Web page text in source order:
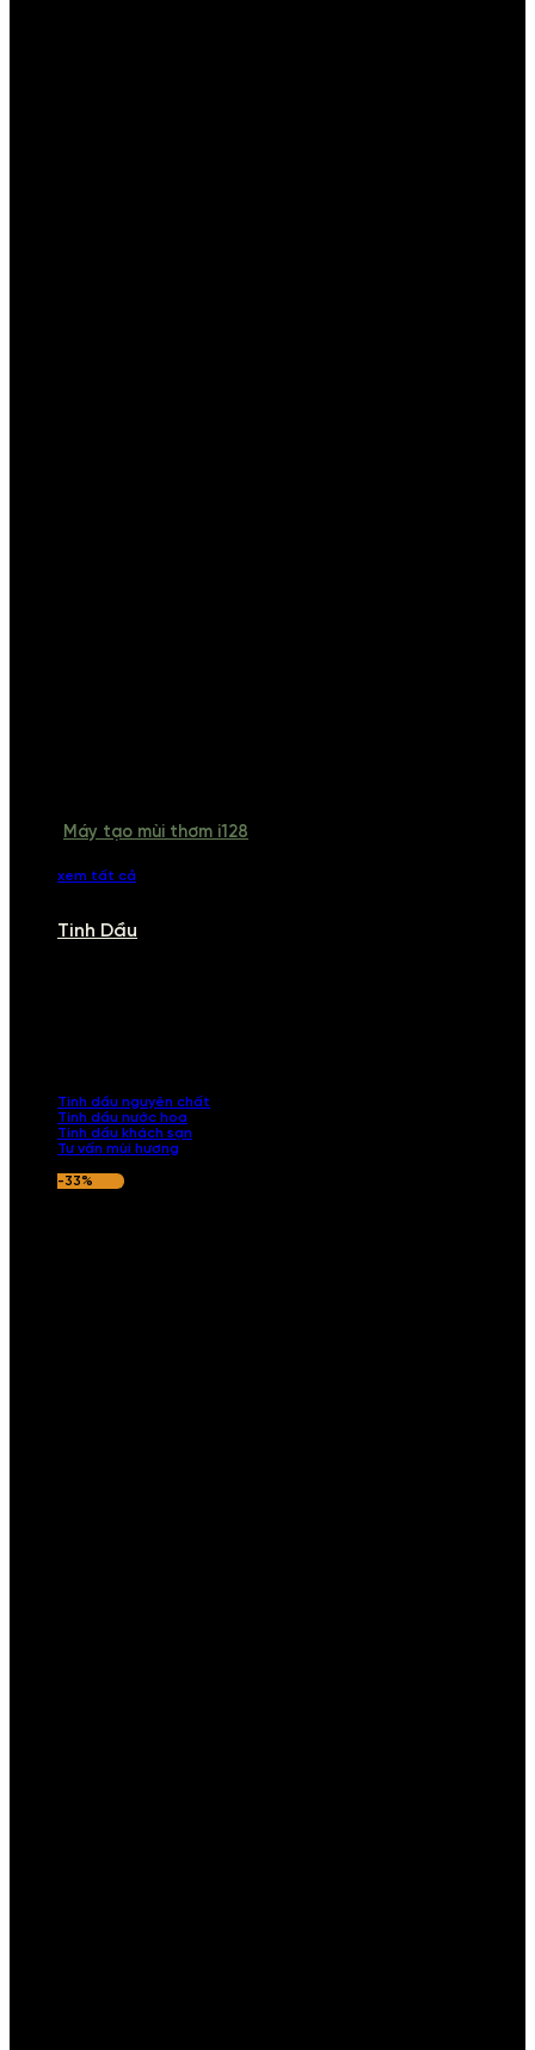
Máy tạo mùi thơm i128
xem tất cả
Tinh Dầu
Tinh dầu nguyên chất
Tinh dầu nước hoa
Tinh dầu khách sạn
Tư vấn mùi hương
-33%